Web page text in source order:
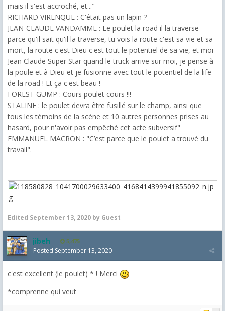
mais il s'est accroché, et..."
RICHARD VIRENQUE : C'était pas un lapin ?
JEAN-CLAUDE VANDAMME : Le poulet la road il la traverse
parce qu'il sait qu'il la traverse, tu vois la route c'est sa vie et sa
mort, la route c'est Dieu c'est tout le potentiel de sa vie, et moi
Jean Claude Super Star quand le truck arrive sur moi, je pense à
la poule et à Dieu et je fusionne avec tout le potentiel de la life
de la road ! Et ça c'est beau !
FOREST GUMP : Cours poulet cours !!!
STALINE : le poulet devra être fusillé sur le champ, ainsi que
tous les témoins de la scène et 10 autres personnes prises au
hasard, pour n'avoir pas empêché cet acte subversif"
EMMANUEL MACRON : "C’est parce que le poulet a trouvé du
travail".
Edited September 13, 2020 by Guest
jibeh 5,475
Posted September 13, 2020
c'est excellent (le poulet) * ! Merci
*comprenne qui veut